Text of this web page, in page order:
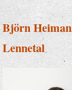
Björn
Lennetal